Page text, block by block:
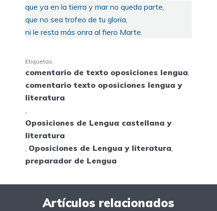
que ya en la tierra y mar no queda parte,
que no sea trofeo de tu gloria,
ni le resta más onra al fiero Marte.
Etiquetas:
comentario de texto oposiciones lengua,
comentario texto oposiciones lengua y
literatura
,
Oposiciones de Lengua castellana y
literatura
, Oposiciones de Lengua y literatura,
preparador de Lengua
Artículos relacionados